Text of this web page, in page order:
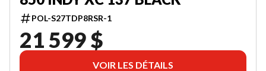
POL-S27TDP8RSR-1
21 599 $
VOIR LES DÉTAILS